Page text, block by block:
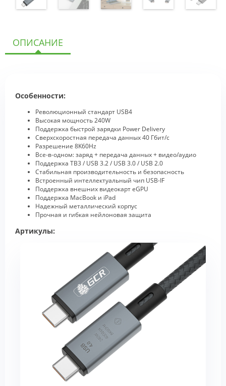
ОПИСАНИЕ
Особенности:
Революционный стандарт USB4
Высокая мощность 240W
Поддержка быстрой зарядки Power Delivery
Сверхскоростная передача данных 40 Гбит/с
Разрешение 8K60Hz
Все-в-одном: заряд + передача данных + видео/аудио
Поддержка TB3 / USB 3.2 / USB 3.0 / USB 2.0
Стабильная производительность и безопасность
Встроенный интеллектуальный чип USB-IF
Поддержка внешних видеокарт eGPU
Поддержка MacBook и iPad
Надежный металлический корпус
Прочная и гибкая нейлоновая защита
Артикулы: